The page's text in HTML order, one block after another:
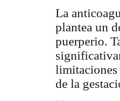
La
plantea un
puerperio.
limitaciones
de la